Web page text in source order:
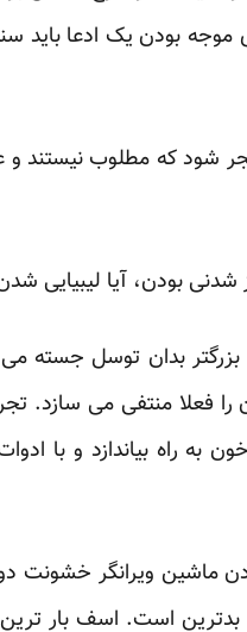
بودن یک ادعا باید
که مطلوب نیستند و
بودن، آیا لیبیایی
بزرگتر بدان توسل جسته
را فعلا منتفی می سازد.
راه بیاندازد و با
ویرانگر خشونت
بدترین است. اسف بار